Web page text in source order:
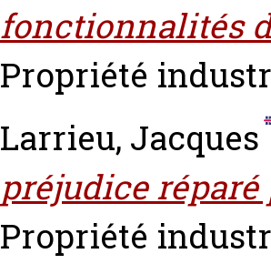
fonctionnalités
Propriété
Larrieu, Jacques
préjudice
Propriété